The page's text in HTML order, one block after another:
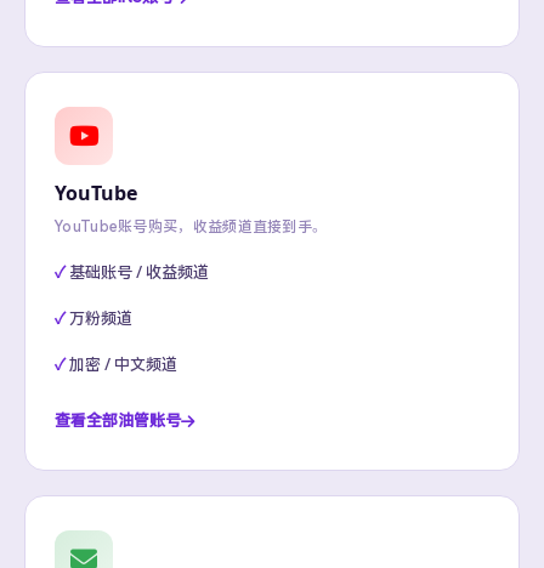
YouTube
YouTube账号购买，收益频道直接到手。
基础账号 / 收益频道
万粉频道
加密 / 中文频道
查看全部油管账号